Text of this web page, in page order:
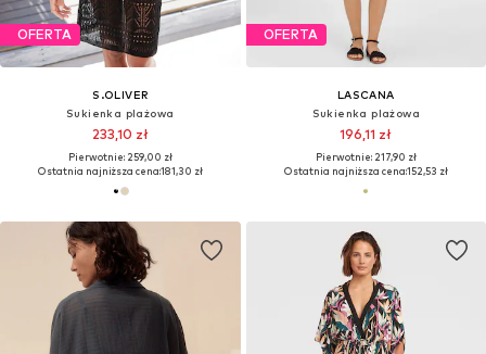
OFERTA
S.OLIVER
Sukienka plażowa
233,10 zł
Pierwotnie: 259,00 zł
Ostatnia najniższa cena:181,30 zł
OFERTA
LASCANA
Sukienka plażowa
196,11 zł
Pierwotnie: 217,90 zł
Ostatnia najniższa cena:152,53 zł